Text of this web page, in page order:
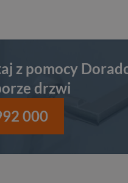
z pomocy
drzwi
000